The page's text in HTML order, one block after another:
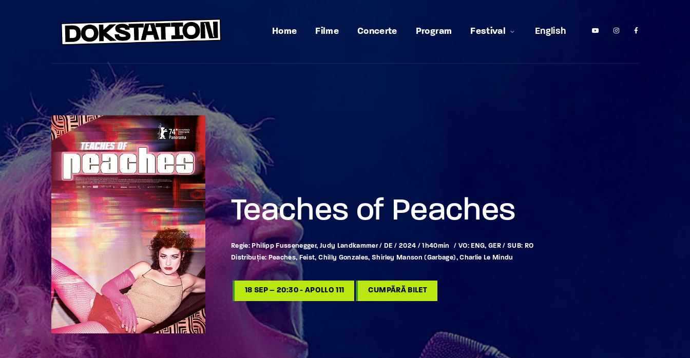
Home Filme Concerte Program Festival English
Teaches of Peaches
Regie: Philipp Fussenegger, Judy Landkammer / DE / 2024 / 1h40min / VO: ENG, GER / SUB: RO
Distribuție: Peaches, Feist, Chilly Gonzales, Shirley Manson (Garbage), Charlie Le Mindu
18 SEP – 20:30 - APOLLO 111 CUMPĂRĂ BILET